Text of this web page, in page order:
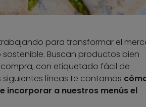
para transformar el
Buscan productos bien
con etiquetado fácil de
líneas te contamos
incorporar a nuestros menús el